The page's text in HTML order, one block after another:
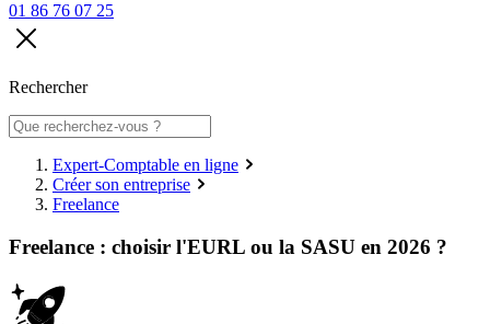
01 86 76 07 25
Rechercher
Expert-Comptable en ligne
Créer son entreprise
Freelance
Freelance : choisir l'EURL ou la SASU en 2026 ?